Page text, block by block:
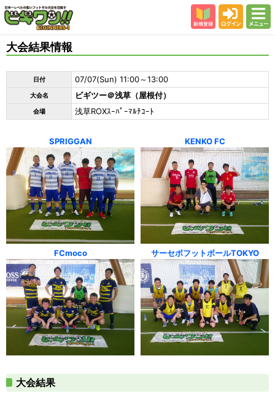
会場
大会結果
よくある質問
参加者の声
大会結果情報
日付 07/07(Sun) 11:00～13:00
大会名 ビギツー＠浅草（屋根付）
会場 浅草ROXｽｰﾊﾟｰﾏﾙﾁｺｰﾄ
SPRIGGAN KENKO FC
FCmoco サーセボフットボールTOKYO
大会結果